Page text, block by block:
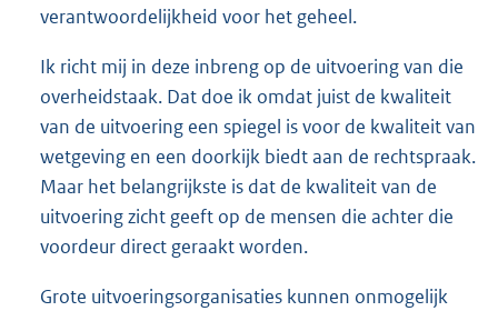
verantwoordelijkheid voor het geheel.
Ik richt mij in deze inbreng op de uitvoering van die
overheidstaak. Dat doe ik omdat juist de kwaliteit
van de uitvoering een spiegel is voor de kwaliteit van
wetgeving en een doorkijk biedt aan de rechtspraak.
Maar het belangrijkste is dat de kwaliteit van de
uitvoering zicht geeft op de mensen die achter die
voordeur direct geraakt worden.
Grote uitvoeringsorganisaties kunnen onmogelijk